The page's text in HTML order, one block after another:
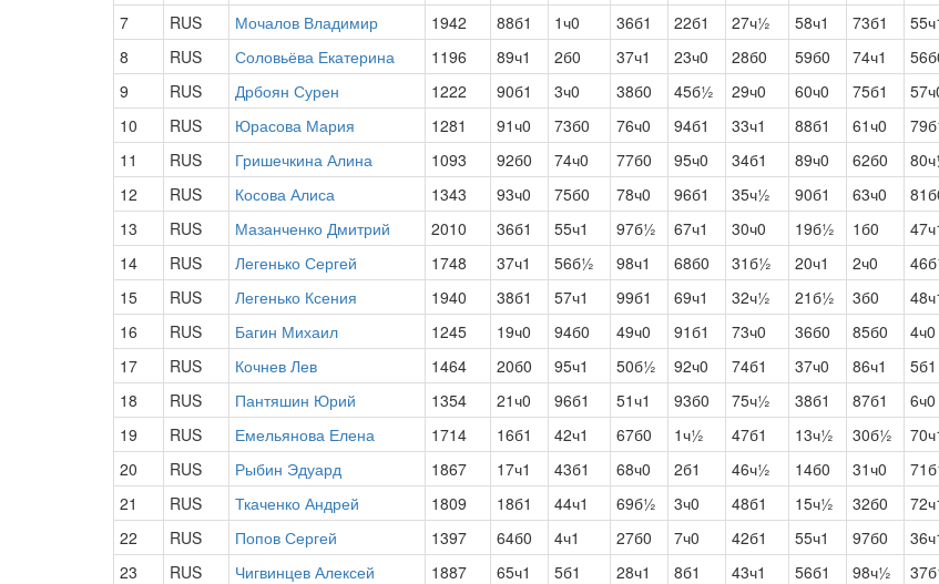
7
RUS Мочалов Владимир 1942 88б1 1ч0 36б1 22б1 27ч½ 58ч1 73б1
8
RUS Соловьёва Екатерина 1196 89ч1 2б0 37ч1 23ч0 28б0 59б0 74ч1
9
RUS Дрбоян Сурен 1222 90б1 3ч0 38б0 45б½ 29ч0 60ч0 75б1
10
RUS Юрасова Мария 1281 91ч0 73б0 76ч0 94б1 33ч1 88б1 61ч0
11
RUS Гришечкина Алина 1093 92б0 74ч0 77б0 95ч0 34б1 89ч0 62б0
12
RUS Косова Алиса 1343 93ч0 75б0 78ч0 96б1 35ч½ 90б1 63ч0
13
RUS Мазанченко Дмитрий 2010 36б1 55ч1 97б½ 67ч1 30ч0 19б½ 1б0
14
RUS Легенько Сергей 1748 37ч1 56б½ 98ч1 68б0 31б½ 20ч1 2ч0
15
RUS Легенько Ксения 1940 38б1 57ч1 99б1 69ч1 32ч½ 21б½ 3б0
16
RUS Багин Михаил 1245 19ч0 94б0 49ч0 91б1 73ч0 36б0 85б0 4ч0
17
RUS Кочнев Лев 1464 20б0 95ч1 50б½ 92ч0 74б1 37ч0 86ч1 5б1
18
RUS Пантяшин Юрий 1354 21ч0 96б1 51ч1 93б0 75ч½ 38б1 87б1 6ч0
19
RUS Емельянова Елена 1714 16б1 42ч1 67б0 1ч½ 47б1 13ч½ 30б½
20
RUS Рыбин Эдуард 1867 17ч1 43б1 68ч0 2б1 46ч½ 14б0 31ч0
21
RUS Ткаченко Андрей 1809 18б1 44ч1 69б½ 3ч0 48б1 15ч½ 32б0
22
RUS Попов Сергей 1397 64б0 4ч1 27б0 7ч0 42б1 55ч1 97б0
23
RUS Чигвинцев Алексей 1887 65ч1 5б1 28ч1 8б1 43ч1 56б1 98ч½